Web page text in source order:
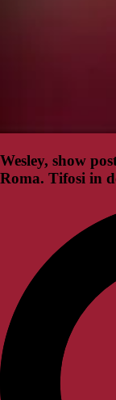
Wesley, show
Roma. Tifosi in